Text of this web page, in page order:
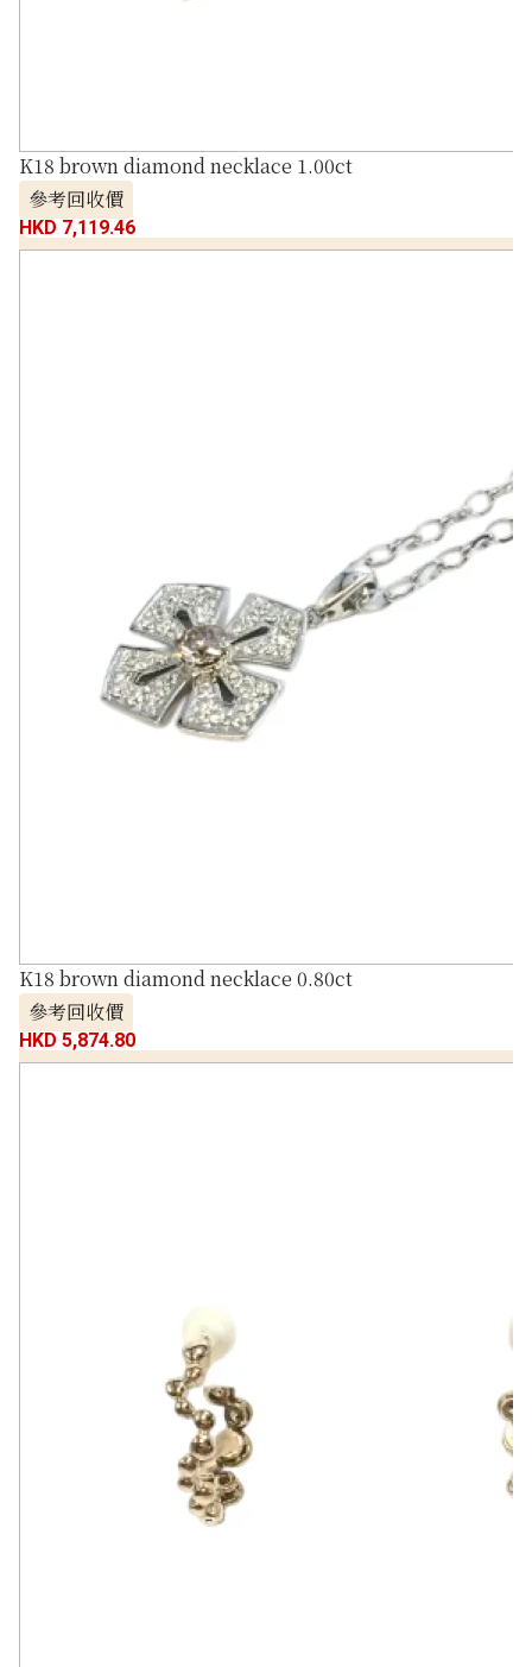
K18 brown diamond necklace 1.00ct
參考回收價
HKD 7,119.46
K18 brown diamond necklace 0.80ct
參考回收價
HKD 5,874.80